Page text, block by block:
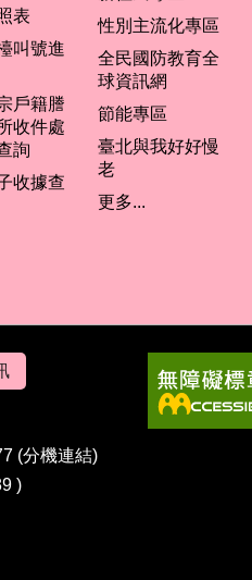
表
叫號進
戶籍謄
收件處
詢
收據查
性別主流化專區
全民國防教育全
球資訊網
節能專區
臺北與我好好慢
老
更多...
(分機連結)
)